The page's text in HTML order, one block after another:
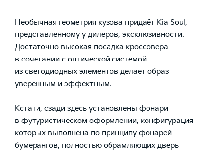
Необычная геометрия кузова придаёт Kia Soul,
представленному у дилеров, эксклюзивности.
Достаточно высокая посадка кроссовера
в сочетании с оптической системой
из светодиодных элементов делает образ
уверенным и эффектным.
Кстати, сзади здесь установлены фонари
в футуристическом оформлении, конфигурация
которых выполнена по принципу фонарей-
бумерангов, полностью обрамляющих дверь